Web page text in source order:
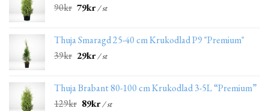
90kr 79kr/ st
Thuja Smaragd 25-40 cm Krukodlad P9 "Premium"
39kr 29kr/ st
Thuja Brabant 80-100 cm Krukodlad 3-5L “Premium”
129kr 89kr/ st